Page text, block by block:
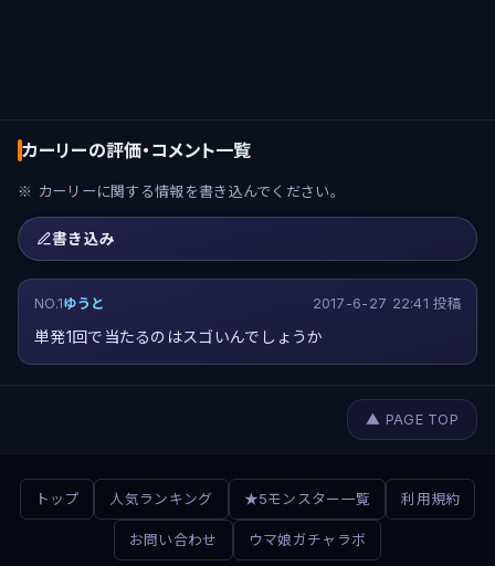
カーリーの評価・コメント一覧
※ カーリーに関する情報を書き込んでください。
書き込み
NO.1ゆうと 2017-6-27 22:41 投稿
単発1回で当たるのはスゴいんでしょうか
▲ PAGE TOP
トップ 人気ランキング ★5モンスター一覧 利用規約
お問い合わせ ウマ娘ガチャラボ